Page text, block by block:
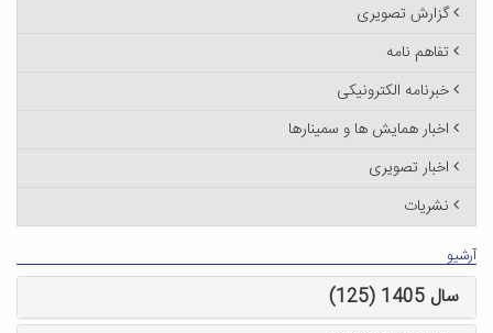
گزارش تصویری
تفاهم نامه
خبرنامه الکترونیکی
اخبار همایش ها و سمینارها
اخبار تصویری
نشریات
آرشیو
سال 1405 (125)